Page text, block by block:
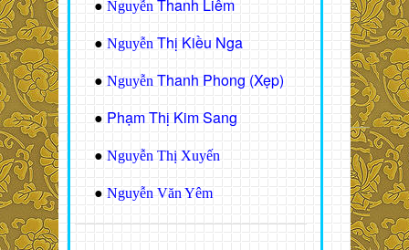
● Nguyễn Thanh Liêm
● Nguyễn Thị Kiều Nga
● Nguyễn Thanh Phong (Xẹp)
● Phạm Thị Kim Sang
● Nguyễn Thị Xuyến
● Nguyễn Văn Yêm